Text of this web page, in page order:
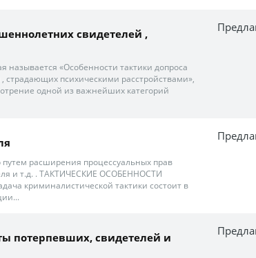
свидетелей ,
называется «Особенности тактики допроса
страдающих психическими расстройствами»,
одной из важнейших категорий
расширения процессуальных прав
и т.д. . ТАКТИЧЕСКИЕ ОСОБЕННОСТИ
криминалистической тактики состоит в
потерпевших, свидетелей и